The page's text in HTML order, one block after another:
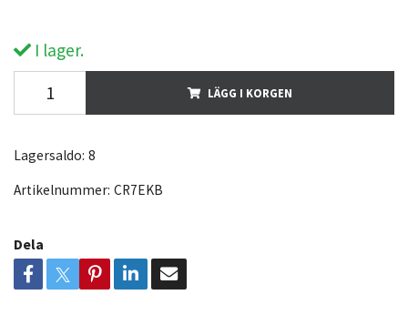
I lager.
LÄGG I KORGEN
Lagersaldo: 8
Artikelnummer: CR7EKB
Dela